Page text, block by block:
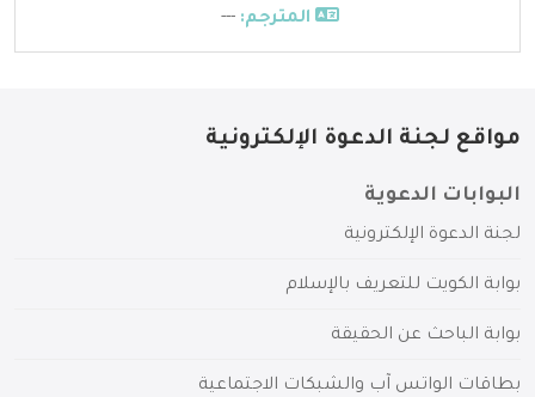
المترجم: ---
مواقع لجنة الدعوة الإلكترونية
البوابات الدعوية
لجنة الدعوة الإلكترونية
بوابة الكويت للتعريف بالإسلام
بوابة الباحث عن الحقيقة
بطاقات الواتس آب والشبكات الاجتماعية